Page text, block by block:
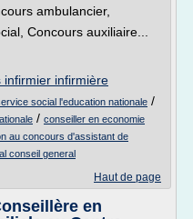
ambulancier,
Concours auxiliaire...
infirmier infirmière
social l'education nationale /
/ conseiller en economie
au concours d'assistant de
conseil general
Haut de page
en